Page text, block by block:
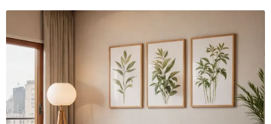
Tranh sơn mài phòng khách
Tranh tặng đối tác
Tranh tặng khai trương
Tranh tặng sếp cao cấp